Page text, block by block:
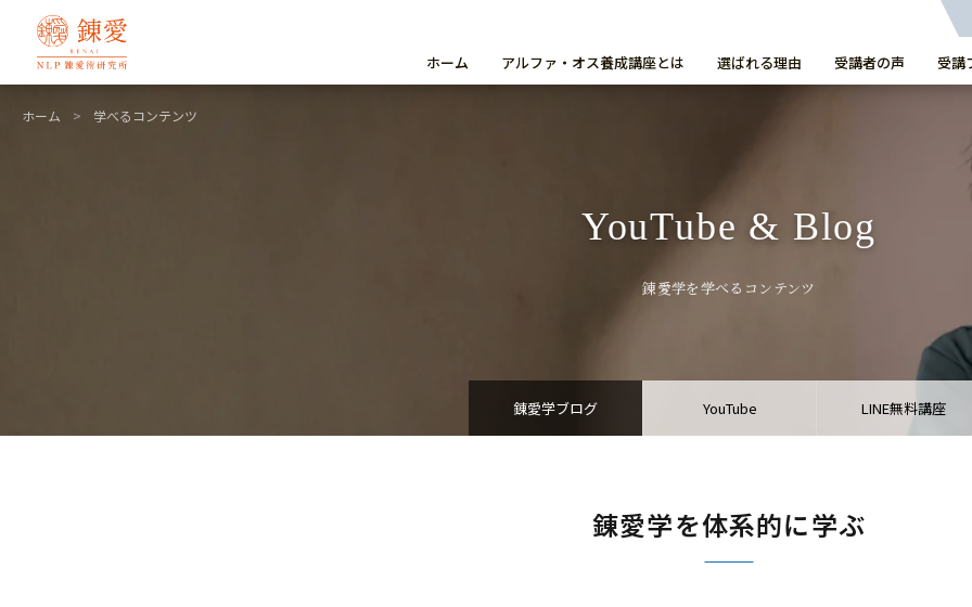
ホーム アルファ・オス養成講座とは 選ばれる理由 受講者の声 受講
ホーム > 学べるコンテンツ
YouTube & Blog
錬愛学を学べるコンテンツ
錬愛学ブログ YouTube LINE無料講座
錬愛学を体系的に学ぶ